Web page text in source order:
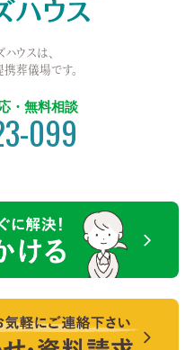
ウスは、
葬儀場です。
・無料相談
099